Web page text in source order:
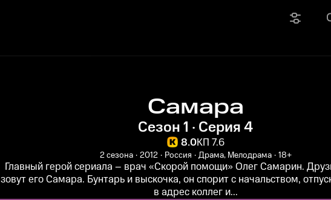
Самара
Сезон 1 · Серия 4
8.0КП 7.6
2 сезона 2012 Россия Драма, Мелодрама 18+
Главный герой сериала – врач «Скорой помощи» Олег Самарин.
зовут его Самара. Бунтарь и выскочка, он спорит с начальством,
в адрес коллег и...